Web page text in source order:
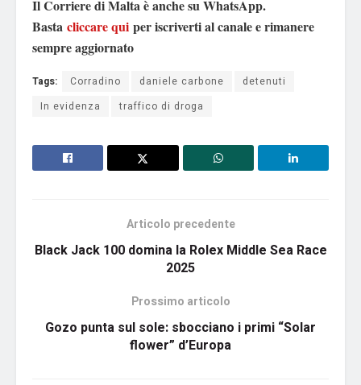
Il Corriere di Malta è anche su WhatsApp.
Basta cliccare qui per iscriverti al canale e rimanere
sempre aggiornato
Tags: Corradino daniele carbone
detenuti
In evidenza
traffico di droga
Articolo precedente
Black Jack 100 domina la Rolex Middle Sea Race
2025
Prossimo articolo
Gozo punta sul sole: sbocciano i primi “Solar
flower” d’Europa